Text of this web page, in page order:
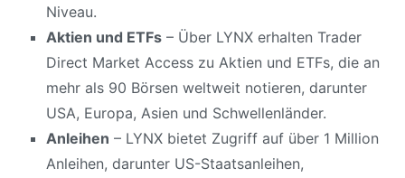
Niveau.
Aktien und ETFs – Über LYNX erhalten Trader
Direct Market Access zu Aktien und ETFs, die an
mehr als 90 Börsen weltweit notieren, darunter
USA, Europa, Asien und Schwellenländer.
Anleihen – LYNX bietet Zugriff auf über 1 Million
Anleihen, darunter US-Staatsanleihen,